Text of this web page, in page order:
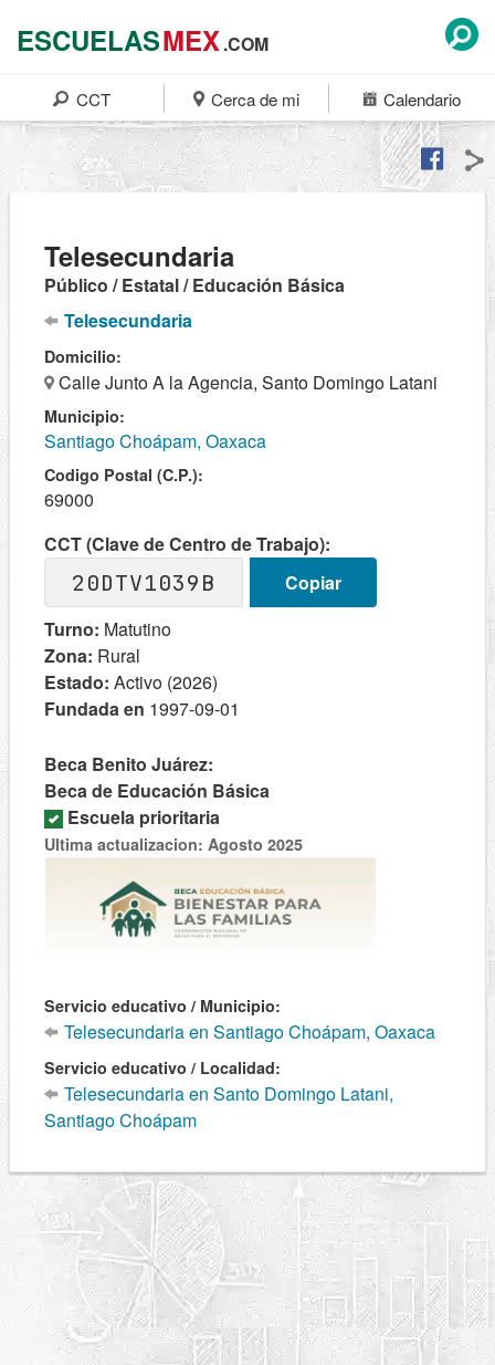
ESCUELASMEX.COM
CCT Cerca de mi Calendario
Telesecundaria
Público / Estatal / Educación Básica
Telesecundaria
Domicilio:
Calle Junto A la Agencia, Santo Domingo Latani
Municipio:
Santiago Choápam, Oaxaca
Codigo Postal (C.P.):
69000
CCT (Clave de Centro de Trabajo):
20DTV1039B
Copiar
Turno: Matutino
Zona: Rural
Estado: Activo (2026)
Fundada en 1997-09-01
Beca Benito Juárez:
Beca de Educación Básica
Escuela prioritaria
Ultima actualizacion: Agosto 2025
Servicio educativo / Municipio:
Telesecundaria en Santiago Choápam, Oaxaca
Servicio educativo / Localidad:
Telesecundaria en Santo Domingo Latani,
Santiago Choápam